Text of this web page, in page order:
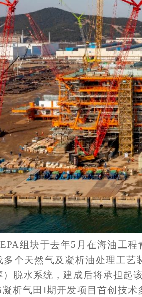
组块于去年5月在海油工
多个天然气及凝析油处理工
脱水系统，建成后将承担起
凝析气田I期开发项目首创技